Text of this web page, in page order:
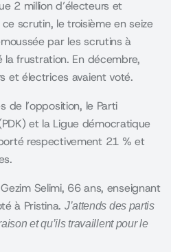
2 million d’électeurs et
scrutin, le troisième en seize
par les scrutins à
frustration. En décembre,
et électrices avaient voté.
de l’opposition, le Parti
et la Ligue démocratique
respectivement 21 % et
Selimi, 66 ans, enseignant
à Pristina. J’attends des partis
et qu’ils travaillent pour le